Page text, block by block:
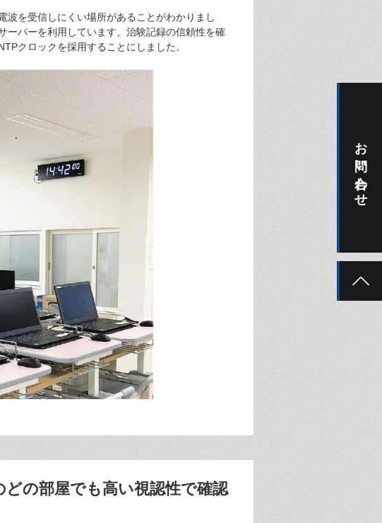
波を受信しにくい場所があることがわかりまし
ーバーを利用しています。治験記録の信頼性を確
クロックを採用することにしました。
の部屋でも高い視認性で確認
お問い合わせ